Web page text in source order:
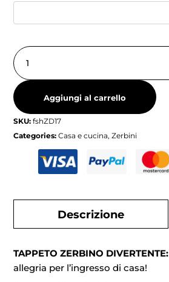
Aggiungi al carrello
SKU:fshZD17
Categories:Casa e cucina,Zerbini
Descrizione
TAPPETO ZERBINO DIVERTENTE:
allegria per l’ingresso di casa!